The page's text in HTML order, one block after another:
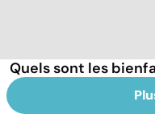
Quels sont les